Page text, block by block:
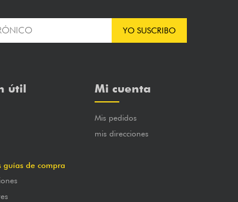
YO SUSCRIBO
útil
guías de compra
Mi cuenta
Mis pedidos
mis direcciones